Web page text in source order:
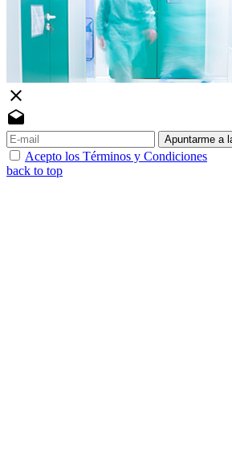
close
drafts
Apuntarme a
Acepto los Términos y Condiciones
back to top